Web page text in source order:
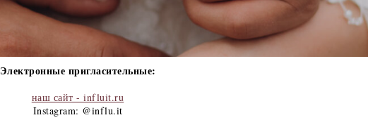
Электронные пригласительные:
наш сайт - influit.ru
Instagram: @influ.it